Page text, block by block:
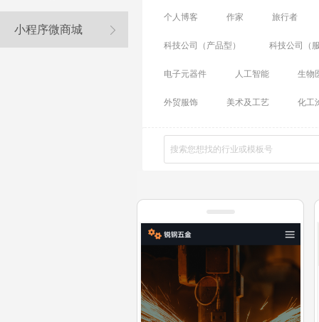
小程序微商城
个人博客 作家 旅行者
科技公司（产品型） 科技公司（
电子元器件 人工智能 生物
外贸服饰 美术及工艺 化工